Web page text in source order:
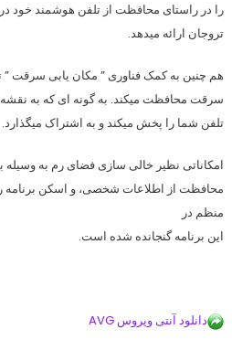
را در راستای محافظت از تلفن هوشمند خود
تروجان ارائه میدهد.
هم چنین به کمک فناوری ” مکان یابی سرقت ”
سرقت محافظت میکند. به گونه ای که به
تلفن شما را پخش میکند و به اشتراک میگذارد.
امکاناتی نظیر خالی سازی فضای رم به
محافظت از اطلاعات شخصی، و اسکن برنامه
منظم در
این برنامه گنجانده شده است.
دانلود آنتی ویروس AVG